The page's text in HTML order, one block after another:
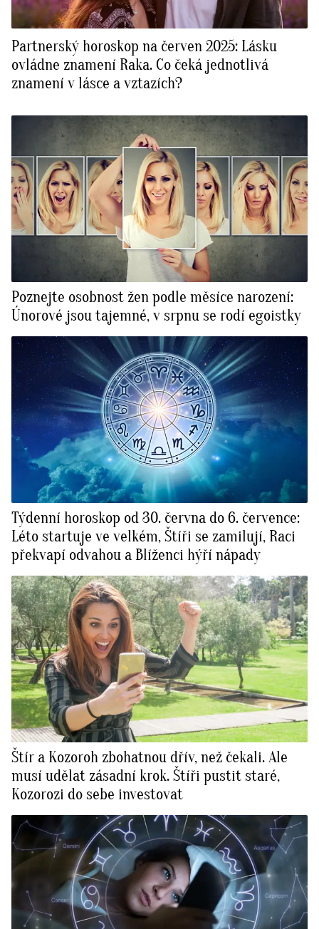
Partnerský horoskop na červen 2025: Lásku
ovládne znamení Raka. Co čeká jednotlivá
znamení v lásce a vztazích?
Poznejte osobnost žen podle měsíce narození:
Únorové jsou tajemné, v srpnu se rodí egoistky
Týdenní horoskop od 30. června do 6. července:
Léto startuje ve velkém, Štíři se zamilují, Raci
překvapí odvahou a Blíženci hýří nápady
Štír a Kozoroh zbohatnou dřív, než čekali. Ale
musí udělat zásadní krok. Štíři pustit staré,
Kozorozi do sebe investovat